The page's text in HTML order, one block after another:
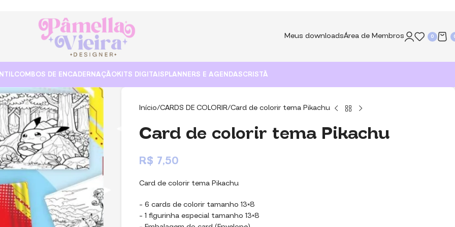
Meus downloadsÁrea de Membros 0
COMBOS DE ENCADERNAÇÃO KITS DIGITAIS PLANNERS E AGENDASCRISTÃ
Início CARDS DE COLORIR Card de colorir tema Pikachu
Card de colorir tema Pikachu
R$ 7,50
Card de colorir tema Pikachu
– 6 cards de colorir tamanho 13×8
– ⁠1 figurinha especial tamanho 13×8